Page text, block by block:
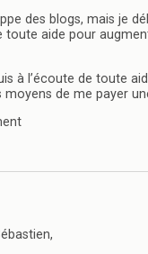
des blogs, mais je
toute aide pour
à l’écoute de toute
moyens de me payer